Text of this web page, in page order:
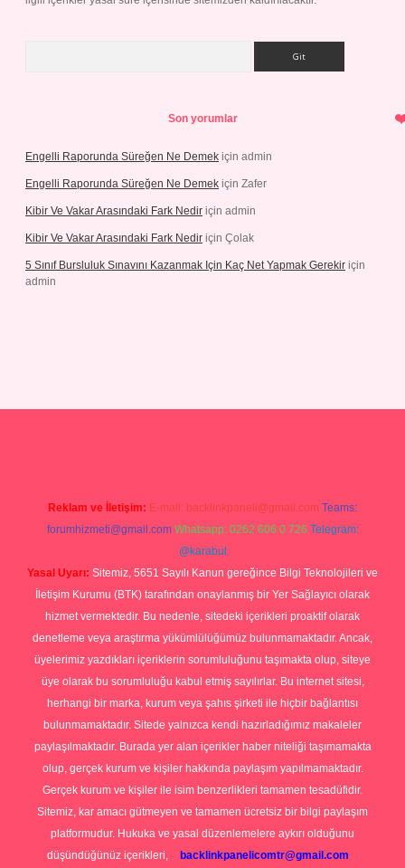
Son yorumlar
Engelli Raporunda Süreğen Ne Demek için admin
Engelli Raporunda Süreğen Ne Demek için Zafer
Kibir Ve Vakar Arasındaki Fark Nedir için admin
Kibir Ve Vakar Arasındaki Fark Nedir için Çolak
5 Sınıf Bursluluk Sınavını Kazanmak Için Kaç Net Yapmak Gerekir için
admin
Reklam ve İletişim: E-mail: backlinkpaneli@gmail.com Teams:
forumhizmeti@gmail.com Whatsapp: 0262 606 0 726 Telegram:
@karabul
Yasal Uyarı: Sitemiz, 5651 Sayılı Kanun gereğince Bilgi Teknolojileri ve
İletişim Kurumu (BTK) tarafından onaylanmış bir Yer Sağlayıcı olarak
hizmet vermektedir. Bu nedenle, sitedeki içerikleri proaktif olarak
denetleme veya araştırma yükümlülüğümüz bulunmamaktadır. Ancak,
üyelerimiz yazdıkları içeriklerin sorumluluğunu taşımakta olup, siteye
üye olarak bu sorumluluğu kabul etmiş sayılırlar. Bu internet sitesi,
herhangi bir marka, kurum veya şahıs şirketi ile hiçbir bağlantısı
bulunmamaktadır. Sitede yalnızca kendi hazırladığımız makaleler
paylaşılmaktadır. Burada yer alan içerikler haber niteliği taşımamakta
olup, gerçek kurum ve kişiler hakkında paylaşım yapılmamaktadır.
Gerçek kurum ve kişiler ile isim benzerlikleri tamamen tesadüfidir.
Sitemiz, kar amacı gütmeyen ve tamamen ücretsiz bir bilgi paylaşım
platformudur. Hukuka ve yasal düzenlemelere aykırı olduğunu
düşündüğünüz içerikleri,
backlinkpanelicomtr@gmail.com